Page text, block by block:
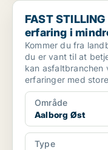
FAST STILLING |
FAST
erfaring i
Kommer du fra
du er vant til at
kan
erfaringer med
Område
Aalborg Øst
Type